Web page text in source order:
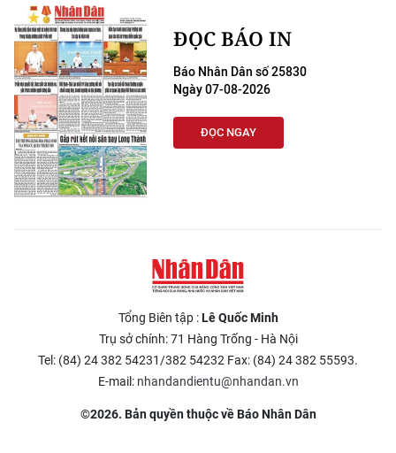
ĐỌC BÁO IN
Báo Nhân Dân số 25830
Ngày 07-08-2026
ĐỌC NGAY
Tổng Biên tập :Lê Quốc Minh
Trụ sở chính: 71 Hàng Trống - Hà Nội
Tel: (84) 24 382 54231/382 54232 Fax: (84) 24 382 55593.
E-mail: nhandandientu@nhandan.vn
©2026. Bản quyền thuộc về Báo Nhân Dân